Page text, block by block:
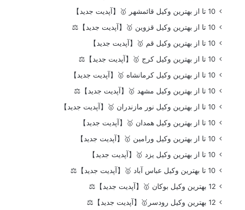
10 تا از بهترین وکیل قائمشهر 🥇【آپدیت جدید】
10 تا از بهترین وکیل قزوین 🥇【آپدیت جدید】⚖️
10 تا از بهترین وکیل قم 🥇【آپدیت جدید】
10 تا از بهترین وکیل کرج 🥇【آپدیت جدید】⚖️
10 تا از بهترین وکیل کرمانشاه 🥇【آپدیت جدید】
10 تا از بهترین وکیل مشهد 🥇【آپدیت جدید】⚖️
10 تا از بهترین وکیل نور مازندران 🥇【آپدیت جدید】
10 تا از بهترین وکیل همدان 🥇【آپدیت جدید】
10 تا از بهترین وکیل ورامین 🥇【آپدیت جدید】
10 تا از بهترین وکیل یزد 🥇【آپدیت جدید】
10 تا بهترین وکیل عباس آباد 🥇【آپدیت جدید】⚖️
12 بهترین وکیل بوکان 🥇【آپدیت جدید】⚖️
12 بهترین وکیل رودسر🥇【آپدیت جدید】⚖️